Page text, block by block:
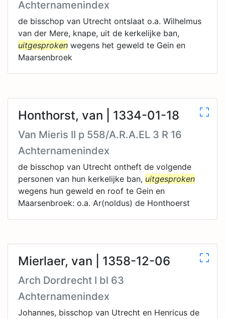
Achternamenindex
de bisschop van Utrecht ontslaat o.a. Wilhelmus
van der Mere, knape, uit de kerkelijke ban,
uitgesproken wegens het geweld te Gein en
Maarsenbroek
Honthorst, van | 1334-01-18
Van Mieris II p 558/A.R.A.EL 3 R 16
Achternamenindex
de bisschop van Utrecht ontheft de volgende
personen van hun kerkelijke ban, uitgesproken
wegens hun geweld en roof te Gein en
Maarsenbroek: o.a. Ar(noldus) de Honthoerst
Mierlaer, van | 1358-12-06
Arch Dordrecht I bl 63
Achternamenindex
Johannes, bisschop van Utrecht en Henricus de